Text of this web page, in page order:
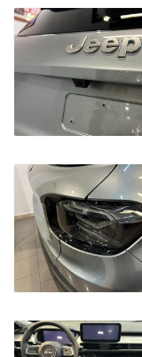
INDICARE I SEGUENTI
MARCA
MODELLO
ALLESTIMENTO
CILINDRATA
HYBRID)
CHILOMETRI
ANNO
SEGNALARE SE
CARROZZERIA